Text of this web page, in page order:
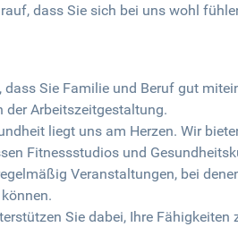
dass Sie sich bei uns wohl
Sie Familie und Beruf gut
der Arbeitszeitgestaltung.
liegt uns am Herzen. Wir
Fitnessstudios und
Veranstaltungen, bei
Sie dabei, Ihre Fähigkeiten